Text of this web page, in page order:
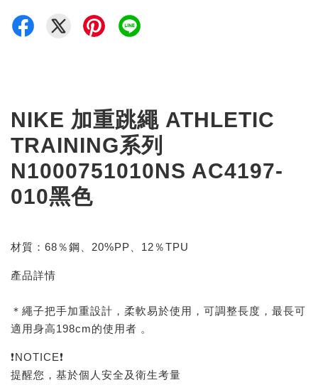
NIKE 加重跳繩 ATHLETIC
TRAINING系列
N1000751010NS AC4197-
010黑色
材質：68％鋼、20%PP、12％TPU
產品詳情
＊繩子把手加重設計，柔軟易於使用，可調整長度，最長可
適用身高198cm的使用者 。
❗NOTICE❗
提醒您，基於個人安全及衛生考量